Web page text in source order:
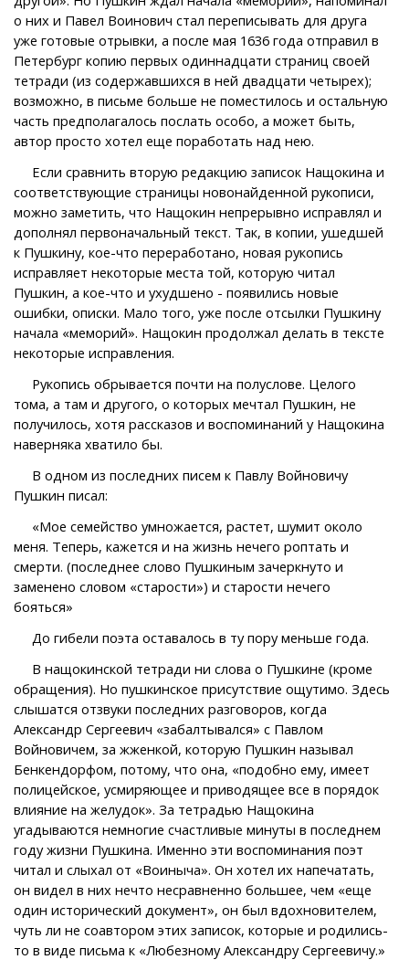
о них и Павел Воинович стал переписывать для друга
уже готовые отрывки, а после мая 1636 года отправил в
Петербург копию первых одиннадцати страниц своей
тетради (из содержавшихся в ней двадцати четырех);
возможно, в письме больше не поместилось и остальную
часть предполагалось послать особо, а может быть,
автор просто хотел еще поработать над нею.
Если сравнить вторую редакцию записок Нащокина и
соответствующие страницы новонайденной рукописи,
можно заметить, что Нащокин непрерывно исправлял и
дополнял первоначальный текст. Так, в копии, ушедшей
к Пушкину, кое-что переработано, новая рукопись
исправляет некоторые места той, которую читал
Пушкин, а кое-что и ухудшено - появились новые
ошибки, описки. Мало того, уже после отсылки Пушкину
начала «меморий». Нащокин продолжал делать в тексте
некоторые исправления.
Рукопись обрывается почти на полуслове. Целого
тома, а там и другого, о которых мечтал Пушкин, не
получилось, хотя рассказов и воспоминаний у Нащокина
наверняка хватило бы.
В одном из последних писем к Павлу Войновичу
Пушкин писал:
«Мое семейство умножается, растет, шумит около
меня. Теперь, кажется и на жизнь нечего роптать и
смерти. (последнее слово Пушкиным зачеркнуто и
заменено словом «старости») и старости нечего
бояться»
До гибели поэта оставалось в ту пору меньше года.
В нащокинской тетради ни слова о Пушкине (кроме
обращения). Но пушкинское присутствие ощутимо. Здесь
слышатся отзвуки последних разговоров, когда
Александр Сергеевич «забалтывался» с Павлом
Войновичем, за жженкой, которую Пушкин называл
Бенкендорфом, потому, что она, «подобно ему, имеет
полицейское, усмиряющее и приводящее все в порядок
влияние на желудок». За тетрадью Нащокина
угадываются немногие счастливые минуты в последнем
году жизни Пушкина. Именно эти воспоминания поэт
читал и слыхал от «Воиныча». Он хотел их напечатать,
он видел в них нечто несравненно большее, чем «еще
один исторический документ», он был вдохновителем,
чуть ли не соавтором этих записок, которые и родились-
то в виде письма к «Любезному Александру Сергеевичу.»